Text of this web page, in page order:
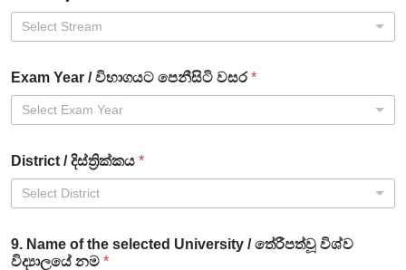
Select Stream
Exam Year / විභාගයට පෙනීසිටි වසර *
Select Exam Year
District / දිස්ත්‍රික්කය *
Select District
9. Name of the selected University / තේරීපත්වූ විශ්ව
විද්‍යාලයේ නම *